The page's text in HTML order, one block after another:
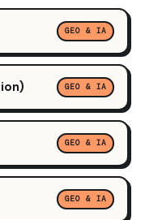
GEO & IA
GEO & IA
GEO & IA
GEO & IA